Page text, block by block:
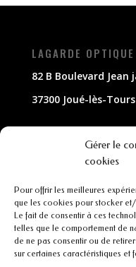
Gérer le
cookies
Pour offrir les meilleures
que les cookies pour stocker
Le fait de consentir à ces
telles que le comportement de
de ne pas consentir ou de
sur certaines caractéristiques et
LAGARDE OPTIQUE
82 B Boulevard Jean
37300 Joué-lès-Tours
02 47 63 79 33
contact@lagarde-
INFORMATIONS
Mentions légales